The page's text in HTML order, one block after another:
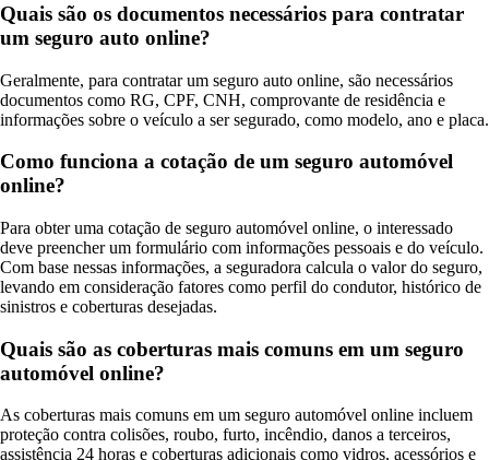
Quais são os documentos necessários para contratar
um seguro auto online?
Geralmente, para contratar um seguro auto online, são necessários
documentos como RG, CPF, CNH, comprovante de residência e
informações sobre o veículo a ser segurado, como modelo, ano e placa.
Como funciona a cotação de um seguro automóvel
online?
Para obter uma cotação de seguro automóvel online, o interessado
deve preencher um formulário com informações pessoais e do veículo.
Com base nessas informações, a seguradora calcula o valor do seguro,
levando em consideração fatores como perfil do condutor, histórico de
sinistros e coberturas desejadas.
Quais são as coberturas mais comuns em um seguro
automóvel online?
As coberturas mais comuns em um seguro automóvel online incluem
proteção contra colisões, roubo, furto, incêndio, danos a terceiros,
assistência 24 horas e coberturas adicionais como vidros, acessórios e